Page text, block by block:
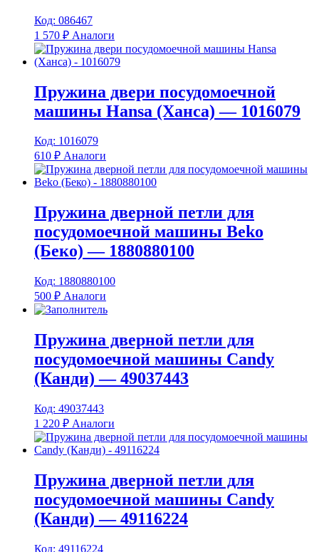
Код: 086467
1 570 ₽ Аналоги
Пружина двери посудомоечной
машины Hansa (Ханса) — 1016079
Код: 1016079
610 ₽ Аналоги
Пружина дверной петли для
посудомоечной машины Beko
(Беко) — 1880880100
Код: 1880880100
500 ₽ Аналоги
Пружина дверной петли для
посудомоечной машины Candy
(Канди) — 49037443
Код: 49037443
1 220 ₽ Аналоги
Пружина дверной петли для
посудомоечной машины Candy
(Канди) — 49116224
Код: 49116224